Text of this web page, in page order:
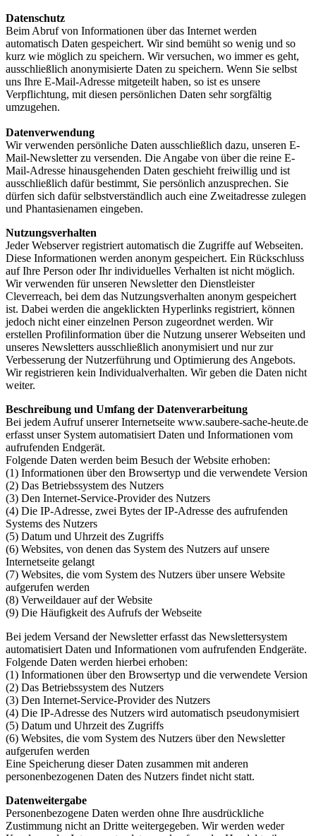
Datenschutz
Beim Abruf von Informationen über das Internet werden
automatisch Daten gespeichert. Wir sind bemüht so wenig und so
kurz wie möglich zu speichern. Wir versuchen, wo immer es geht,
ausschließlich anonymisierte Daten zu speichern. Wenn Sie selbst
uns Ihre E-Mail-Adresse mitgeteilt haben, so ist es unsere
Verpflichtung, mit diesen persönlichen Daten sehr sorgfältig
umzugehen.
Datenverwendung
Wir verwenden persönliche Daten ausschließlich dazu, unseren E-
Mail-Newsletter zu versenden. Die Angabe von über die reine E-
Mail-Adresse hinausgehenden Daten geschieht freiwillig und ist
ausschließlich dafür bestimmt, Sie persönlich anzusprechen. Sie
dürfen sich dafür selbstverständlich auch eine Zweitadresse zulegen
und Phantasienamen eingeben.
Nutzungsverhalten
Jeder Webserver registriert automatisch die Zugriffe auf Webseiten.
Diese Informationen werden anonym gespeichert. Ein Rückschluss
auf Ihre Person oder Ihr individuelles Verhalten ist nicht möglich.
Wir verwenden für unseren Newsletter den Dienstleister
Cleverreach, bei dem das Nutzungsverhalten anonym gespeichert
ist. Dabei werden die angeklickten Hyperlinks registriert, können
jedoch nicht einer einzelnen Person zugeordnet werden. Wir
erstellen Profilinformation über die Nutzung unserer Webseiten und
unseres Newsletters ausschließlich anonymisiert und nur zur
Verbesserung der Nutzerführung und Optimierung des Angebots.
Wir registrieren kein Individualverhalten. Wir geben die Daten nicht
weiter.
Beschreibung und Umfang der Datenverarbeitung
Bei jedem Aufruf unserer Internetseite www.saubere-sache-heute.de
erfasst unser System automatisiert Daten und Informationen vom
aufrufenden Endgerät.
Folgende Daten werden beim Besuch der Website erhoben:
(1) Informationen über den Browsertyp und die verwendete Version
(2) Das Betriebssystem des Nutzers
(3) Den Internet-Service-Provider des Nutzers
(4) Die IP-Adresse, zwei Bytes der IP-Adresse des aufrufenden
Systems des Nutzers
(5) Datum und Uhrzeit des Zugriffs
(6) Websites, von denen das System des Nutzers auf unsere
Internetseite gelangt
(7) Websites, die vom System des Nutzers über unsere Website
aufgerufen werden
(8) Verweildauer auf der Website
(9) Die Häufigkeit des Aufrufs der Webseite
Bei jedem Versand der Newsletter erfasst das Newslettersystem
automatisiert Daten und Informationen vom aufrufenden Endgeräte.
Folgende Daten werden hierbei erhoben:
(1) Informationen über den Browsertyp und die verwendete Version
(2) Das Betriebssystem des Nutzers
(3) Den Internet-Service-Provider des Nutzers
(4) Die IP-Adresse des Nutzers wird automatisch pseudonymisiert
(5) Datum und Uhrzeit des Zugriffs
(6) Websites, die vom System des Nutzers über den Newsletter
aufgerufen werden
Eine Speicherung dieser Daten zusammen mit anderen
personenbezogenen Daten des Nutzers findet nicht statt.
Datenweitergabe
Personenbezogene Daten werden ohne Ihre ausdrückliche
Zustimmung nicht an Dritte weitergegeben. Wir werden weder